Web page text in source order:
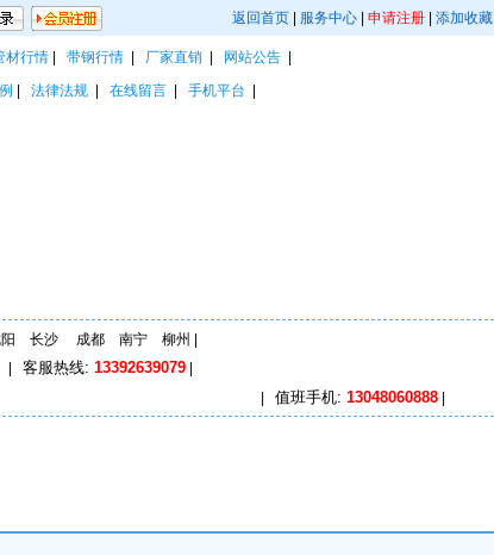
返回首页 服务中心 申请注册 添加收藏
材行情 带钢行情 厂家直销 网站公告
法律法规 在线留言 手机平台
长沙 成都 南宁 柳州
客服热线: 13392639079
值班手机: 13048060888